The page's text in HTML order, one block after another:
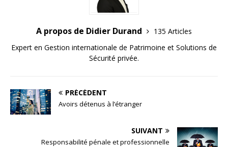
A propos de Didier Durand
135 Articles
Expert en Gestion internationale de Patrimoine et Solutions de
Sécurité privée.
PRÉCÉDENT
Avoirs détenus à l’étranger
SUIVANT
Responsabilité pénale et professionnelle